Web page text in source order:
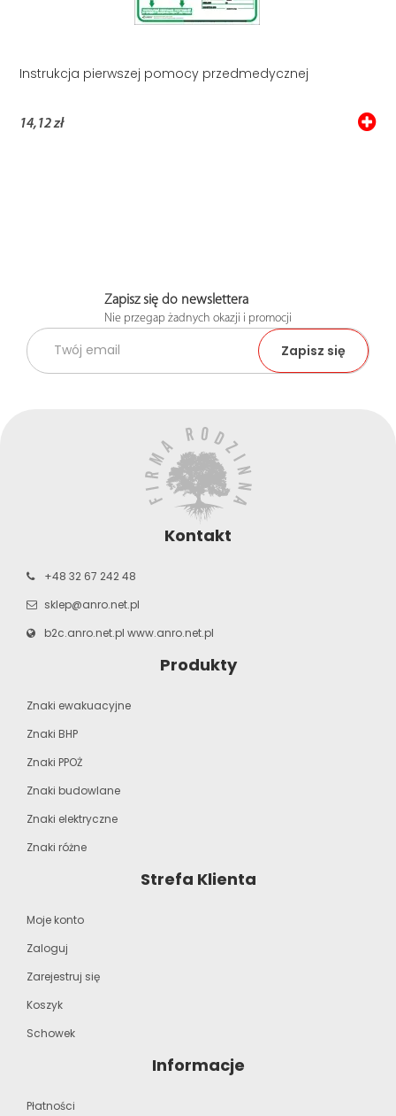
Instrukcja pierwszej pomocy przedmedycznej
14,12 zł
Zapisz się do newslettera
Nie przegap żadnych okazji i promocji
Kontakt
+48 32 67 242 48
sklep@anro.net.pl
b2c.anro.net.pl www.anro.net.pl
Produkty
Znaki ewakuacyjne
Znaki BHP
Znaki PPOŻ
Znaki budowlane
Znaki elektryczne
Znaki różne
Strefa Klienta
Moje konto
Zaloguj
Zarejestruj się
Koszyk
Schowek
Informacje
Płatności